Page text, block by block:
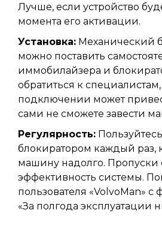
Лучше, если устройство
момента его активации.
Установка: Механический
можно поставить
иммобилайзера и
обратиться к
подключении может
сами не сможете завести
Регулярность:
блокиратором каждый раз,
машину надолго.
эффективность системы.
пользователя «VolvoMan»
«За полгода эксплуатации